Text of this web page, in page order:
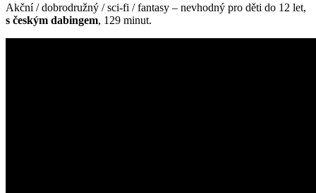
Akční / dobrodružný / sci-fi / fantasy – nevhodný pro děti do 12 let,
s českým dabingem, 129 minut.